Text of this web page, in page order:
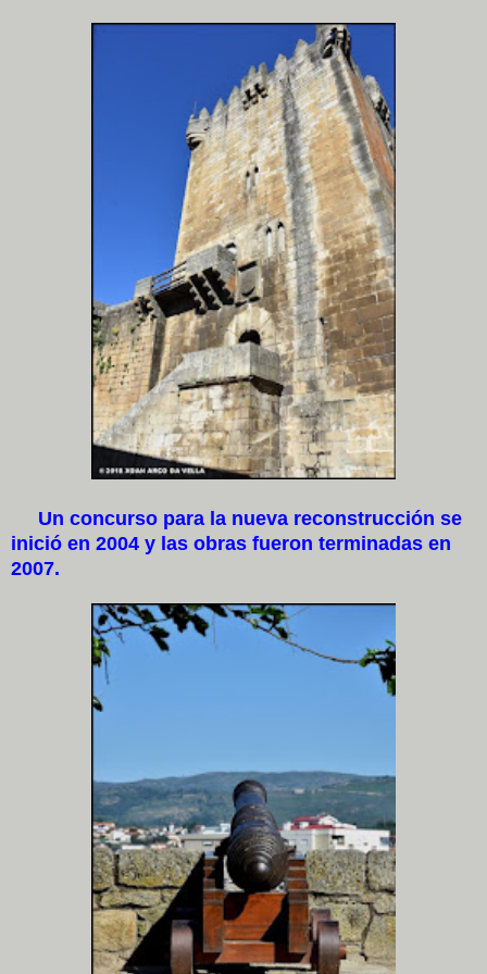
Un concurso para la nueva reconstrucción se
inició en 2004 y las obras fueron terminadas en
2007.